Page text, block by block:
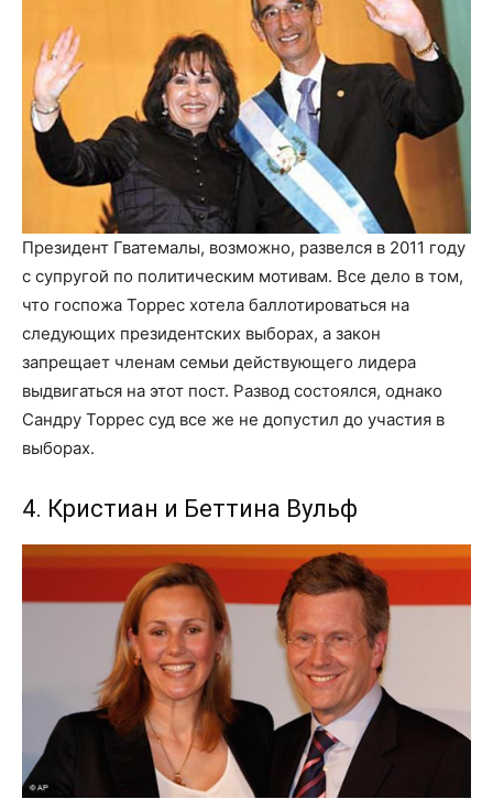
Президент Гватемалы, возможно, развелся в 2011 году
с супругой по политическим мотивам. Все дело в том,
что госпожа Торрес хотела баллотироваться на
следующих президентских выборах, а закон
запрещает членам семьи действующего лидера
выдвигаться на этот пост. Развод состоялся, однако
Сандру Торрес суд все же не допустил до участия в
выборах.
4. Кристиан и Беттина Вульф